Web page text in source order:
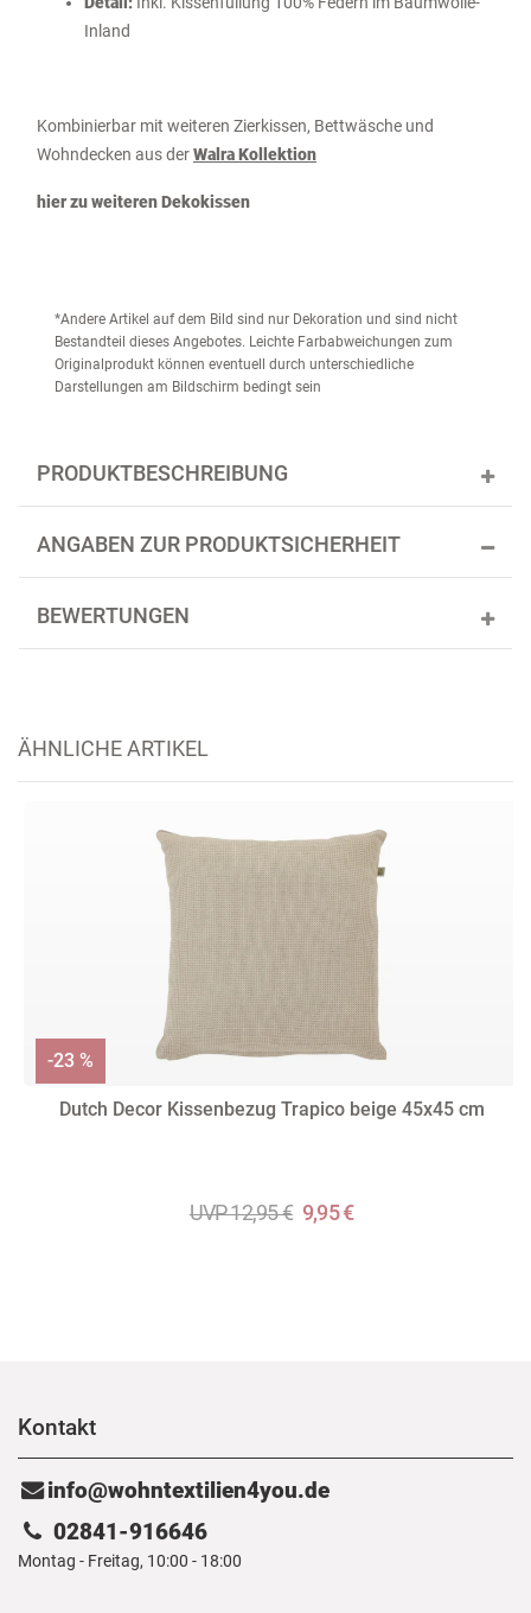
Inland
Kombinierbar mit weiteren Zierkissen, Bettwäsche und
Wohndecken aus derWalra Kollektion
hier zu weiteren Dekokissen
*Andere Artikel auf dem Bild sind nur Dekoration und sind nicht
Bestandteil dieses Angebotes. Leichte Farbabweichungen zum
Originalprodukt können eventuell durch unterschiedliche
Darstellungen am Bildschirm bedingt sein
PRODUKTBESCHREIBUNG
ANGABEN ZUR PRODUKTSICHERHEIT
BEWERTUNGEN
ÄHNLICHE ARTIKEL
Dutch Decor Kissenbezug Trapico beige 45x45 cm
UVP 12,95 € 9,95 €
-23 %
Kontakt
info@wohntextilien4you.de
02841-916646
Montag - Freitag, 10:00 - 18:00